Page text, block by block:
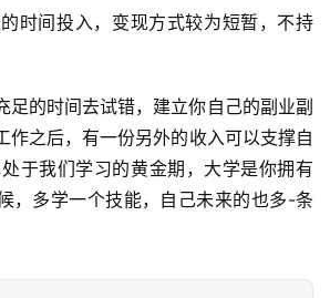
时间投入，变现方式较为短暂，不持
足的时间去试错，建立你自己的副业副
作之后，有一份另外的收入可以支撑自
于我们学习的黄金期，大学是你拥有
，多学一个技能，自己未来的也多-条